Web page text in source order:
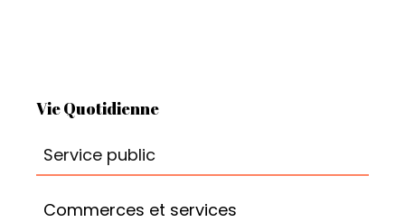
Vie Quotidienne
Service public
Commerces et services